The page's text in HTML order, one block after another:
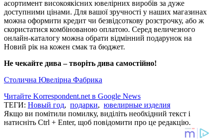
асортимент високоякісних ювелірних виробів за дуже
доступними цінами. Для вашої зручності у наших магазинах
можна оформити кредит чи безвідсоткову розстрочку, або ж
скористатися комбінованою оплатою. Серед величезного
онлайн-каталогу можна обрати відмінний подарунок на
Новий рік на кожен смак та бюджет.
Не чекайте дива – творіть дива самостійно!
Столична Ювелірна Фабрика
Читайте Korrespondent.net в Google News
ТЕГИ: Новый год, подарки, ювелирные изделия
Якщо ви помітили помилку, виділіть необхідний текст і
натисніть Ctrl + Enter, щоб повідомити про це редакцію.